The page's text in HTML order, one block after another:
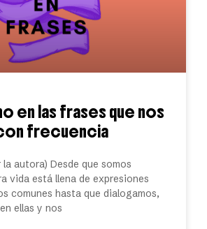
en las frases que nos
frecuencia
autora) Desde que somos
vida está llena de expresiones
comunes hasta que dialogamos,
ellas y nos